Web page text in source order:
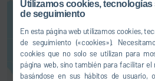
Utilizamos cookies,
de seguimiento
En esta página web utilizamos cookies,
de seguimiento («cookies»).
cookies que no solo se utilizan para
página web, sino también para facilitar el
basándose en sus hábitos de
mapas. Esto implica
dirección IP) al
cuestión, tal como le
en nuestrapolítica de